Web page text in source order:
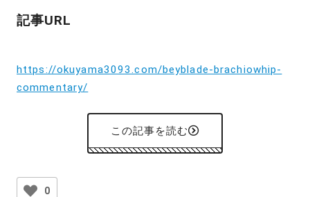
記事URL
https://okuyama3093.com/beyblade-brachiowhip-
commentary/
この記事を読む
0